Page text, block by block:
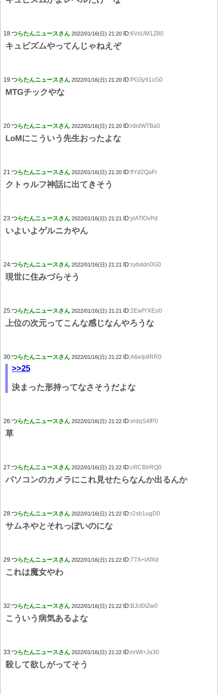
18:つらたんニュースさん 2022/01/16(日) 21:20 ID:6VsUM1Z80
キュビズムやってんじゃねえぞ
19:つらたんニュースさん 2022/01/16(日) 21:20 ID:PG3y91cG0
MTGチックやな
20:つらたんニュースさん 2022/01/16(日) 21:20 ID:rdidWTBa0
LoMにこういう先生おったよな
21:つらたんニュースさん 2022/01/16(日) 21:20 ID:fIYd2QaFr
クトゥルフ神話に出てきそう
23:つらたんニュースさん 2022/01/16(日) 21:21 ID:ylATtOvPd
いよいよゲルニカやん
24:つらたんニュースさん 2022/01/16(日) 21:21 ID:sybddn0G0
現世に住みづらそう
25:つらたんニュースさん 2022/01/16(日) 21:21 ID:2EwfYXEo0
上位の次元ってこんな感じなんやろうな
30:つらたんニュースさん 2022/01/16(日) 21:22 ID:A6e/p8RR0
>>25
決まった形持ってなさそうだよな
26:つらたんニュースさん 2022/01/16(日) 21:22 ID:vrdqS4fP0
草
27:つらたんニュースさん 2022/01/16(日) 21:22 ID:cRCBIrRQ0
パソコンのカメラにこれ見せたらなんか出るんか
28:つらたんニュースさん 2022/01/16(日) 21:22 ID:r2sb1ugD0
サムネやとそれっぽいのにな
29:つらたんニュースさん 2022/01/16(日) 21:22 ID:77A+lAfXd
これは魔女やわ
32:つらたんニュースさん 2022/01/16(日) 21:22 ID:BJct0IZw0
こういう病気あるよな
33:つらたんニュースさん 2022/01/16(日) 21:22 ID:nrWt+Ja30
殺して欲しがってそう